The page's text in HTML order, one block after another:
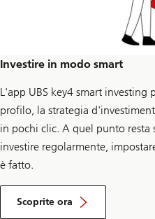
Investire in modo smart
L'app UBS key4 smart
profilo, la strategia
in pochi clic. A quel punto
investire regolarmente,
è fatto.
Scoprite ora
s
u